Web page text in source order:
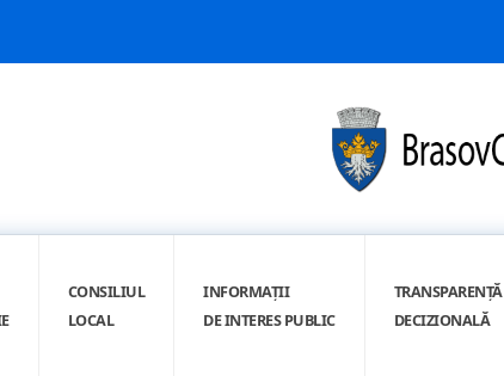
CONSILIUL
LOCAL
INFORMAȚII
DE INTERES PUBLIC
TRANSPARENȚĂ
DECIZIONALĂ